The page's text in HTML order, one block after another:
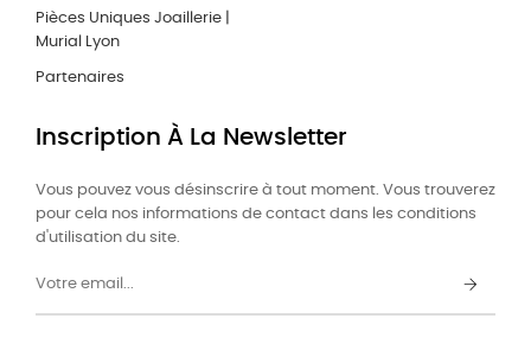
Pièces Uniques Joaillerie |
Murial Lyon
Partenaires
Inscription À La Newsletter
Vous pouvez vous désinscrire à tout moment. Vous trouverez
pour cela nos informations de contact dans les conditions
d'utilisation du site.